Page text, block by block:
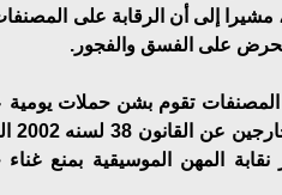
إلى أن الرقابة على
على الفسق والفجور.
المصنفات تقوم بشن حملات
المهن الموسيقية بمنع